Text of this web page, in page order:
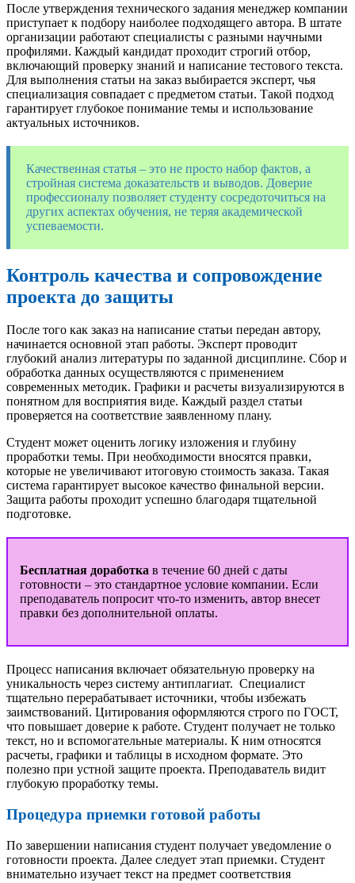
После утверждения технического задания менеджер компании
приступает к подбору наиболее подходящего автора. В штате
организации работают специалисты с разными научными
профилями. Каждый кандидат проходит строгий отбор,
включающий проверку знаний и написание тестового текста.
Для выполнения статьи на заказ выбирается эксперт, чья
специализация совпадает с предметом статьи. Такой подход
гарантирует глубокое понимание темы и использование
актуальных источников.
Качественная статья – это не просто набор фактов, а
стройная система доказательств и выводов. Доверие
профессионалу позволяет студенту сосредоточиться на
других аспектах обучения, не теряя академической
успеваемости.
Контроль качества и сопровождение
проекта до защиты
После того как заказ на написание статьи передан автору,
начинается основной этап работы. Эксперт проводит
глубокий анализ литературы по заданной дисциплине. Сбор и
обработка данных осуществляются с применением
современных методик. Графики и расчеты визуализируются в
понятном для восприятия виде. Каждый раздел статьи
проверяется на соответствие заявленному плану.
Студент может оценить логику изложения и глубину
проработки темы. При необходимости вносятся правки,
которые не увеличивают итоговую стоимость заказа. Такая
система гарантирует высокое качество финальной версии.
Защита работы проходит успешно благодаря тщательной
подготовке.
Бесплатная доработка в течение 60 дней с даты
готовности – это стандартное условие компании. Если
преподаватель попросит что-то изменить, автор внесет
правки без дополнительной оплаты.
Процесс написания включает обязательную проверку на
уникальность через систему антиплагиат. Специалист
тщательно перерабатывает источники, чтобы избежать
заимствований. Цитирования оформляются строго по ГОСТ,
что повышает доверие к работе. Студент получает не только
текст, но и вспомогательные материалы. К ним относятся
расчеты, графики и таблицы в исходном формате. Это
полезно при устной защите проекта. Преподаватель видит
глубокую проработку темы.
Процедура приемки готовой работы
По завершении написания студент получает уведомление о
готовности проекта. Далее следует этап приемки. Студент
внимательно изучает текст на предмет соответствия